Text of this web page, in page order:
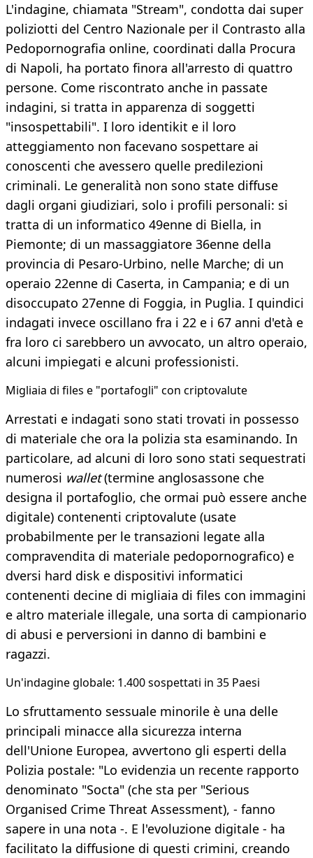
L'indagine, chiamata "Stream", condotta dai super
poliziotti del Centro Nazionale per il Contrasto alla
Pedopornografia online, coordinati dalla Procura
di Napoli, ha portato finora all'arresto di quattro
persone. Come riscontrato anche in passate
indagini, si tratta in apparenza di soggetti
"insospettabili". I loro identikit e il loro
atteggiamento non facevano sospettare ai
conoscenti che avessero quelle predilezioni
criminali. Le generalità non sono state diffuse
dagli organi giudiziari, solo i profili personali: si
tratta di un informatico 49enne di Biella, in
Piemonte; di un massaggiatore 36enne della
provincia di Pesaro-Urbino, nelle Marche; di un
operaio 22enne di Caserta, in Campania; e di un
disoccupato 27enne di Foggia, in Puglia. I quindici
indagati invece oscillano fra i 22 e i 67 anni d'età e
fra loro ci sarebbero un avvocato, un altro operaio,
alcuni impiegati e alcuni professionisti.
​Migliaia di files e "portafogli" con criptovalute
Arrestati e indagati sono stati trovati in possesso
di materiale che ora la polizia sta esaminando. In
particolare, ad alcuni di loro sono stati sequestrati
numerosi wallet(termine anglosassone che
designa il portafoglio, che ormai può essere anche
digitale) contenenti criptovalute (usate
probabilmente per le transazioni legate alla
compravendita di materiale pedopornografico) e
dversi hard disk e dispositivi informatici
contenenti decine di migliaia di files con immagini
e altro materiale illegale, una sorta di campionario
di abusi e perversioni in danno di bambini e
ragazzi.
​Un'indagine globale: 1.400 sospettati in 35 Paesi
Lo sfruttamento sessuale minorile è una delle
principali minacce alla sicurezza interna
dell'Unione Europea, avvertono gli esperti della
Polizia postale: "Lo evidenzia un recente rapporto
denominato "Socta" (che sta per "Serious
Organised Crime Threat Assessment), - fanno
sapere in una nota -. E l'evoluzione digitale - ha
facilitato la diffusione di questi crimini, creando